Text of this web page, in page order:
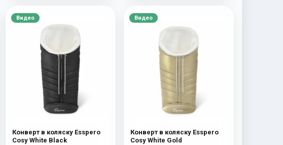
Видео
Конверт в коляску Esspero
Cosy White Black
Видео
Конверт в коляску Esspero
Cosy White Gold